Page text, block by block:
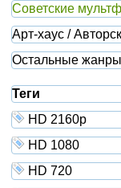
Советские
Арт-хаус /
Остальные жанры
Теги
HD 2160р
HD 1080
HD 720